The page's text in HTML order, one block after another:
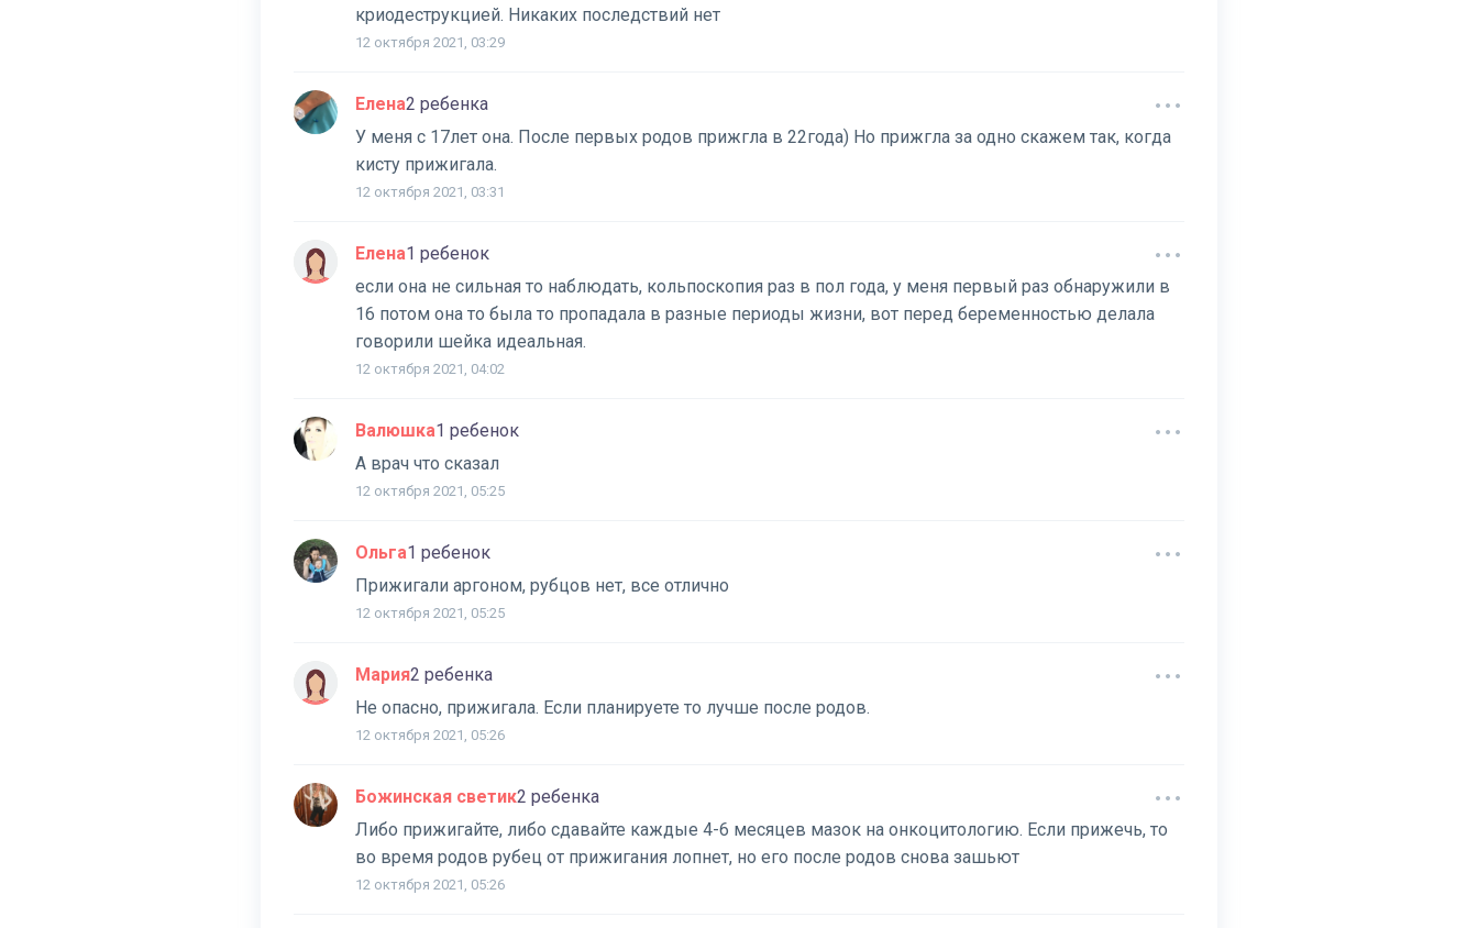
криодеструкцией. Никаких последствий нет
12 октября 2021, 03:29
Елена2 ребенка
У меня с 17лет она. После первых родов прижгла в 22года) Но прижгла за одно скажем так, когда
кисту прижигала.
12 октября 2021, 03:31
Елена1 ребенок
если она не сильная то наблюдать, кольпоскопия раз в пол года, у меня первый раз обнаружили в
16 потом она то была то пропадала в разные периоды жизни, вот перед беременностью делала
говорили шейка идеальная.
12 октября 2021, 04:02
Валюшка1 ребенок
А врач что сказал
12 октября 2021, 05:25
Ольга1 ребенок
Прижигали аргоном, рубцов нет, все отлично
12 октября 2021, 05:25
Мария2 ребенка
Не опасно, прижигала. Если планируете то лучше после родов.
12 октября 2021, 05:26
Божинская светик2 ребенка
Либо прижигайте, либо сдавайте каждые 4-6 месяцев мазок на онкоцитологию. Если прижечь, то
во время родов рубец от прижигания лопнет, но его после родов снова зашьют
12 октября 2021, 05:26